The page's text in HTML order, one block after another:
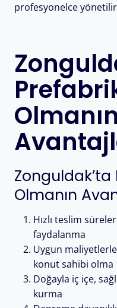
profesyonelce
Olmanın
Zonguldak’ta
Olmanın
Hızlı teslim
faydalanma
Uygun
konut sahibi olma
Doğayla iç içe,
kurma